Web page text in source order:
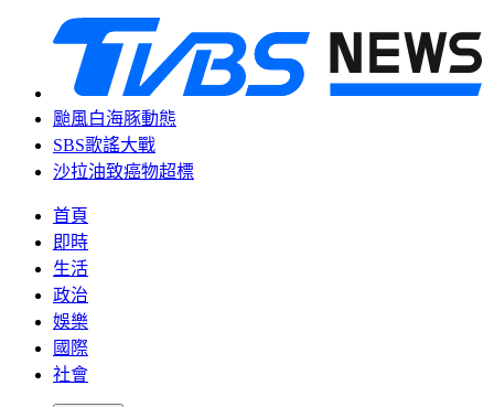
颱風白海豚動態
SBS歌謠大戰
沙拉油致癌物超標
首頁
即時
生活
政治
娛樂
國際
社會